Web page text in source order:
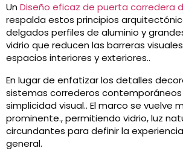
Un Diseño eficaz de puerta corredera
respalda estos principios
delgados perfiles de aluminio y
vidrio que reducen las barreras
espacios interiores y exteriores..
En lugar de enfatizar los detalles
sistemas correderos
simplicidad visual.. El marco se vuelve
prominente., permitiendo vidrio, luz
circundantes para definir la
general.